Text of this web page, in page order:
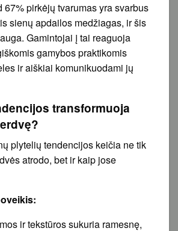
67% pirkėjų tvarumas yra svarbus
sienų apdailos medžiagas, ir šis
Gamintojai į tai reaguoja
gamybos praktikomis
ir aiškiai komunikuodami jų
transformuoja
plytelių tendencijos keičia ne tik
atrodo, bet ir kaip jose
ir tekstūros sukuria ramesnę,